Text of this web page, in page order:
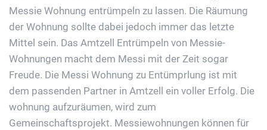
Messie Wohnung entrümpeln zu lassen. Die Räumung
der Wohnung sollte dabei jedoch immer das letzte
Mittel sein. Das Amtzell Entrümpeln von Messie-
Wohnungen macht dem Messi mit der Zeit sogar
Freude. Die Messi Wohnung zu Entümprlung ist mit
dem passenden Partner in Amtzell ein voller Erfolg. Die
wohnung aufzuräumen, wird zum
Gemeinschaftsprojekt. Messiewohnungen können für